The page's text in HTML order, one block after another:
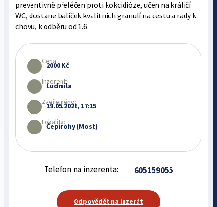
preventivně přeléčen proti kokcidióze, učen na králičí
WC, dostane balíček kvalitních granulí na cestu a rady k
chovu, k odběru od 1.6.
Cena:
2000 Kč
Inzerent:
Ludmila
Zveřejněno:
19.05.2026, 17:15
Lokalita:
Čepirohy (Most)
Telefon na inzerenta: 605159055
Odpovědět na inzerát